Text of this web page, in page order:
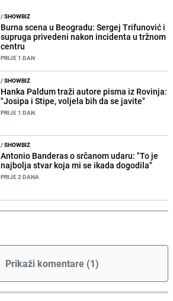
/SHOWBIZ
Burna scena u Beogradu: Sergej Trifunović i
supruga privedeni nakon incidenta u tržnom
centru
PRIJE 1 DAN
/SHOWBIZ
Hanka Paldum traži autore pisma iz Rovinja:
"Josipa i Stipe, voljela bih da se javite"
PRIJE 1 DAN
/SHOWBIZ
Antonio Banderas o srčanom udaru: "To je
najbolja stvar koja mi se ikada dogodila"
PRIJE 2 DANA
Prikaži komentare (1)